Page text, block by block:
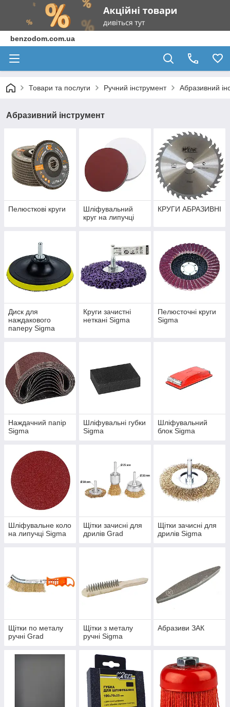
benzodom.com.ua
Товари та послуги Ручний інструмент Абразивний
Абразивний інструмент
Пелюсткові круги
Шліфувальний
круг на липучці
КРУГИ АБРАЗИВНІ
Диск для
наждакового
паперу Sigma
Круги зачистні
неткані Sigma
Пелюсточні круги
Sigma
Наждачний папір
Sigma
Шліфувальні губки
Sigma
Шліфувальний
блок Sigma
Шліфувальне коло
на липучці Sigma
Щітки зачисні для
дрилів Grad
Щітки зачисні для
дрилів Sigma
Щітки по металу
ручні Grad
Щітки з металу
ручні Sigma
Абразиви ЗАК